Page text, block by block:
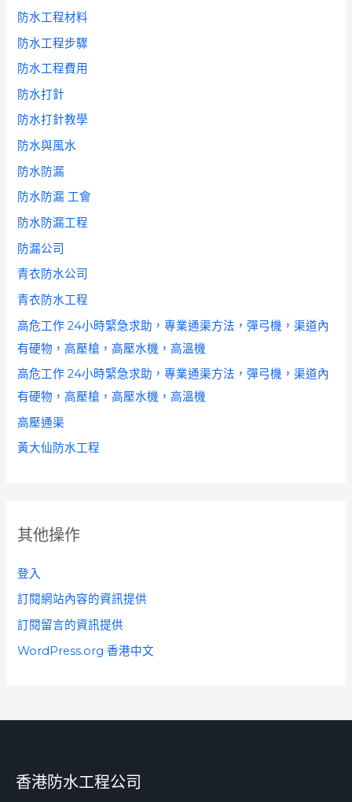
防水工程材料
防水工程步驟
防水工程費用
防水打針
防水打針教學
防水與風水
防水防漏
防水防漏 工會
防水防漏工程
防漏公司
青衣防水公司
青衣防水工程
高危工作 24小時緊急求助，專業通渠方法，彈弓機，渠道內
有硬物，高壓槍，高壓水機，高溫機
高危工作 24小時緊急求助，專業通渠方法，彈弓機，渠道內
有硬物，高壓槍，高壓水機，高溫機
高壓通渠
黃大仙防水工程
其他操作
登入
訂閱網站內容的資訊提供
訂閱留言的資訊提供
WordPress.org 香港中文
香港防水工程公司